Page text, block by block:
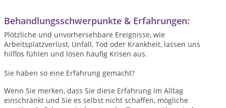
Behandlungsschwerpunkte & Erfahrungen:
Plötzliche und unvorhersehbare Ereignisse, wie
Arbeitsplatzverlust, Unfall, Tod oder Krankheit, lassen uns
hilflos fühlen und lösen häufig Krisen aus.
Sie haben so eine Erfahrung gemacht?
Wenn Sie merken, dass Sie diese Erfahrung im Alltag
einschränkt und Sie es selbst nicht schaffen, mögliche